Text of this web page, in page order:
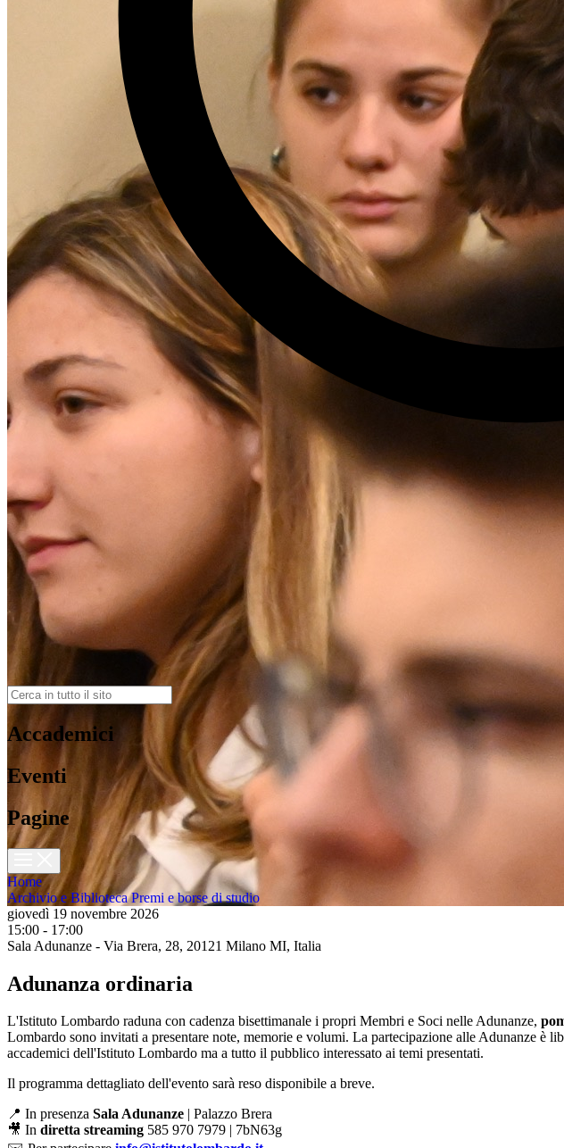
Accademici
Eventi
Pagine
Home
Archivio e BibliotecaPremi e borse di studio
giovedì 19 novembre 2026
15:00 - 17:00
Sala Adunanze - Via Brera, 28, 20121 Milano MI, Italia
Adunanza ordinaria
L'Istituto Lombardo raduna con cadenza bisettimanale i propri Membri e Soci nelle Adunanze,
Lombardo sono invitati a presentare note, memorie e volumi. La partecipazione alle Adunanze è
accademici dell'Istituto Lombardo ma a tutto il pubblico interessato ai temi presentati.
Il programma dettagliato dell'evento sarà reso disponibile a breve.
📍 In presenza Sala Adunanze | Palazzo Brera
🎥 In diretta streaming 585 970 7979 | 7bN63g